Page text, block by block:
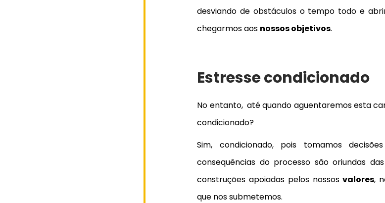
desviando de obstáculos o tempo todo e
chegarmos aos nossos objetivos.
Estresse condicionado
No entanto, até quando aguentaremos esta
condicionado?
Sim, condicionado, pois tomamos
consequências do processo são oriundas
construções apoiadas pelos nossosvalores,
que nos submetemos.